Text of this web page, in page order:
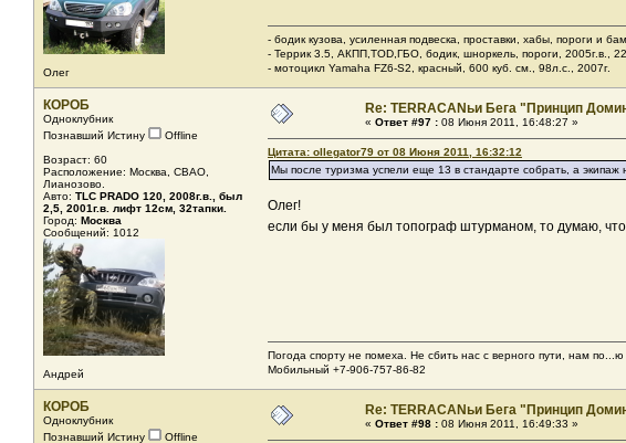
Олег
- бодик кузова, усиленная подвеска, проставки, хабы, пороги и
- Террик 3.5, АКПП,TOD,ГБО, бодик, шноркель, пороги, 2005г.в.,
- мотоцикл Yamaha FZ6-S2, красный, 600 куб. см., 98л.с., 2007г.
КОРОБ
Одноклубник
Познавший Истину
Offline
Возраст: 60
Расположение: Москва, СВАО,
Лианозово.
Авто: TLC PRADO 120, 2008г.в., был
2,5, 2001г.в. лифт 12см, 32тапки.
Город: Москва
Сообщений: 1012
Андрей
Re: TERRACANьи Бега "Принцип
« Ответ #97 : 08 Июня 2011, 16:48:27 »
Цитата: ollegator79 от 08 Июня 2011, 16:32:12
Мы после туризма успели еще 13 в стандарте собрать, а
Олег!
если бы у меня был топограф штурманом, то думаю,
Погода спорту не помеха. Не сбить нас с верного пути, нам по...ю
Мобильный +7-906-757-86-82
КОРОБ
Одноклубник
Познавший Истину
Offline
Re: TERRACANьи Бега "Принцип
« Ответ #98 : 08 Июня 2011, 16:49:33 »